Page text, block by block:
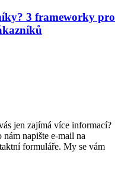
3 frameworky pro
jen zajímá více informací?
nám napište e-mail na
formuláře. My se vám